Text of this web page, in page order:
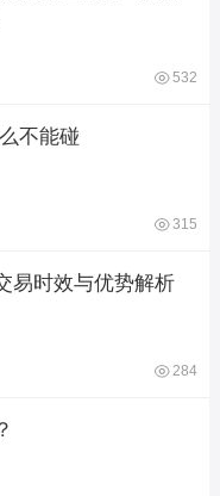
532
不能碰
315
易时效与优势解析
284